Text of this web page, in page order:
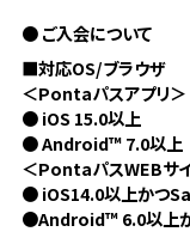
● ご入会について
■対応OS/ブラウザ
＜Pontaパスアプリ＞
● iOS 15.0以上
● Android™ 7.0以上
＜PontaパスWEBサ
● iOS14.0以上かつ
●Android™ 6.0以上